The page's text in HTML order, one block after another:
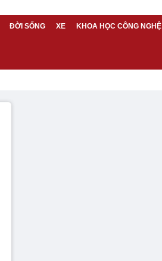
ĐỜI SỐNG XE KHOA HỌC CÔNG NGHỆ